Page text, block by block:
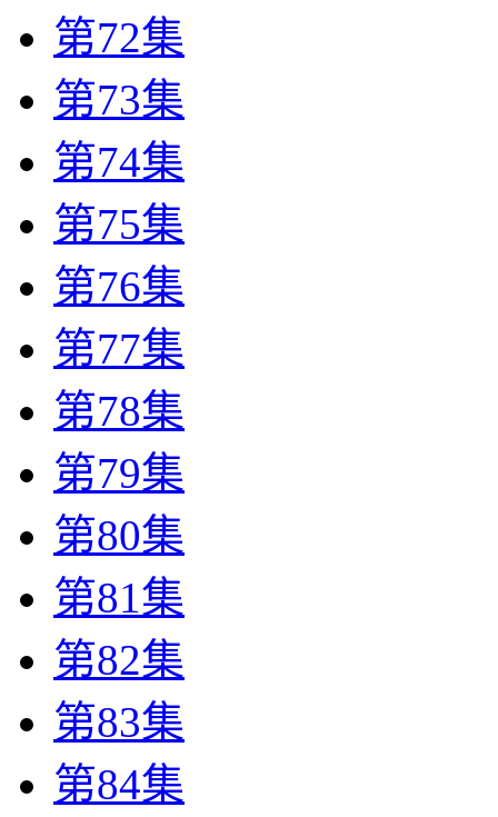
第72集
第73集
第74集
第75集
第76集
第77集
第78集
第79集
第80集
第81集
第82集
第83集
第84集